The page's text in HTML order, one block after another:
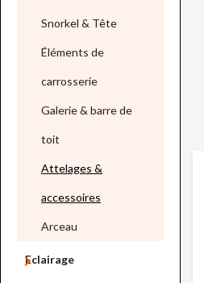
Snorkel & Tête
Éléments de
carrosserie
Galerie & barre de
toit
Attelages &
accessoires
Arceau
Eclairage
